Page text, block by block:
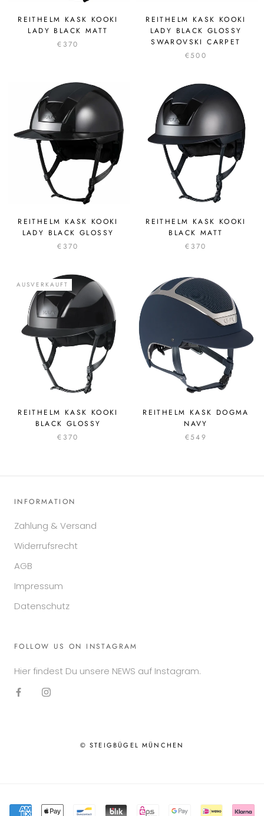
REITHELM KASK KOOKI
LADY BLACK MATT
€370
REITHELM KASK KOOKI
LADY BLACK GLOSSY
SWAROVSKI CARPET
€500
REITHELM KASK KOOKI
LADY BLACK GLOSSY
€370
REITHELM KASK KOOKI
BLACK MATT
€370
AUSVERKAUFT
REITHELM KASK KOOKI
BLACK GLOSSY
€370
REITHELM KASK DOGMA
NAVY
€549
INFORMATION
Zahlung & Versand
Widerrufsrecht
AGB
Impressum
Datenschutz
FOLLOW US ON INSTAGRAM
Hier findest Du unsere NEWS auf Instagram.
© STEIGBÜGEL MÜNCHEN